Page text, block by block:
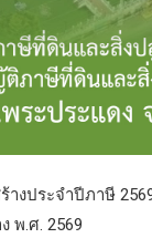
งประจำปีภาษี
พ.ศ. 2569